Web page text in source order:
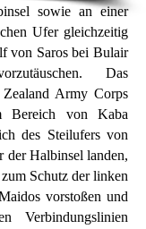
sowie an einer
Ufer gleichzeitig
von Saros bei Bulair
Das
Army Corps
Bereich von Kaba
des Steilufers von
der Halbinsel landen,
Schutz der linken
vorstoßen und
Verbindungslinien